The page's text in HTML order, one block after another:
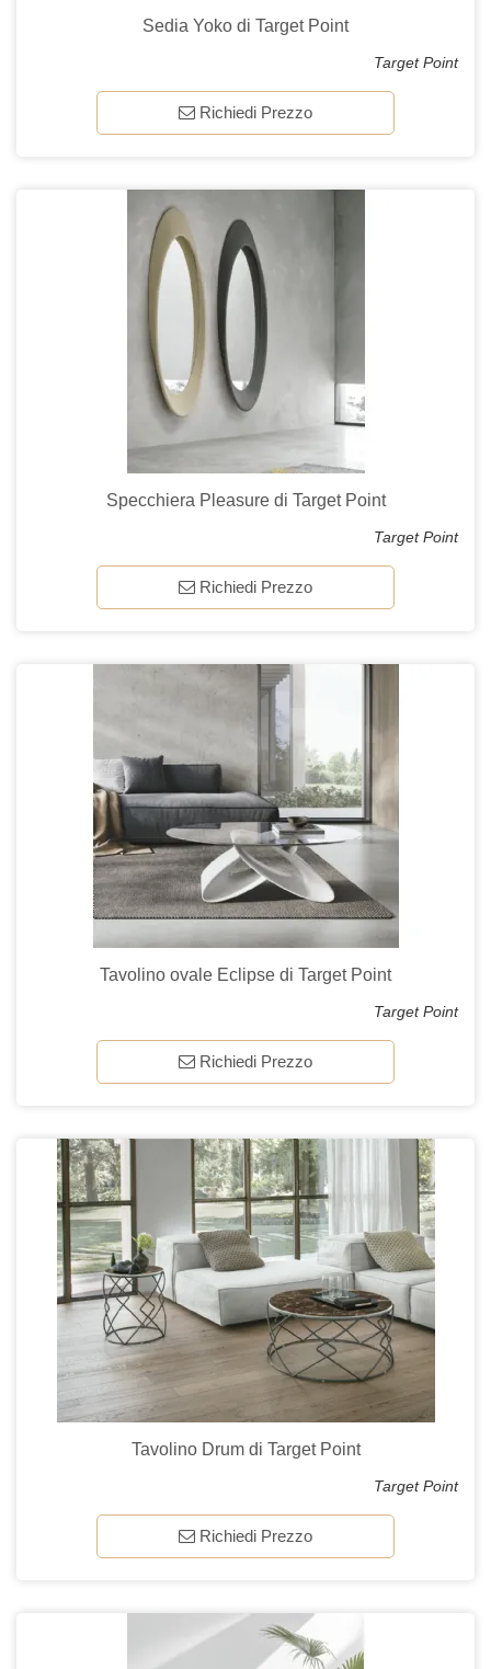
Sedia Yoko di Target Point
Target Point
Richiedi Prezzo
Specchiera Pleasure di Target Point
Target Point
Richiedi Prezzo
Tavolino ovale Eclipse di Target Point
Target Point
Richiedi Prezzo
Tavolino Drum di Target Point
Target Point
Richiedi Prezzo